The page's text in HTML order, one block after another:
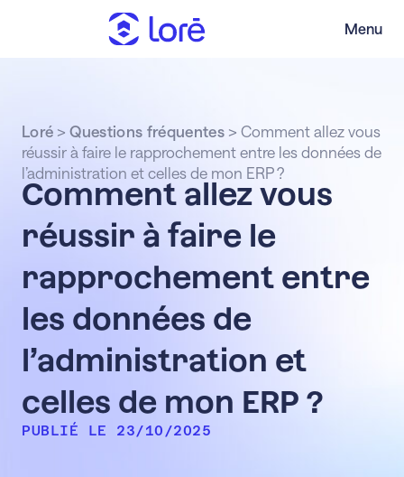
Menu
Comment allez vous
réussir à faire le
rapprochement entre
les données de
l’administration et
celles de mon ERP ?
PUBLIÉ LE 23/10/2025
Loré >Questions fréquentes >Comment allez vous
réussir à faire le rapprochement entre les données de
l’administration et celles de mon ERP ?